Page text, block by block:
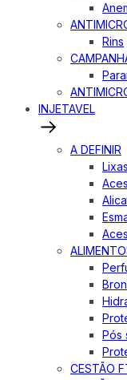
Rins
INJETAVEL
A DEFINIR
Pós
CESTÃO